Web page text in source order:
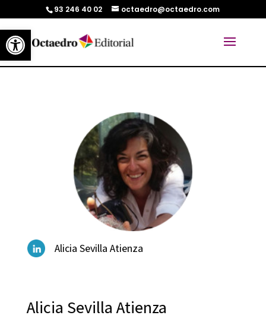
Abrir barra de herramientas
93 246 40 02 octaedro@octaedro.com
Alicia Sevilla Atienza
Alicia Sevilla Atienza